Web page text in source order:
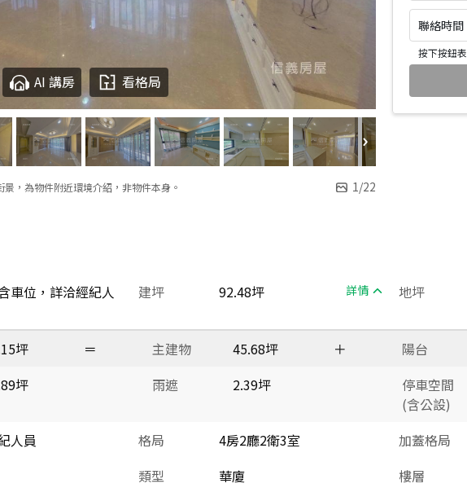
，為物件附近環境介紹，非物件本身。 1/22
AI 講房 看格局
聯絡時
按下按鈕
建坪 92.48坪 詳情
車位，詳洽經紀人
地坪
坪 ＝ 主建物 45.68坪 ＋
陽台
坪 雨遮 2.39坪
停車空間
(含公設)
人員 格局 4房2廳2衛3室
加蓋格局
類型 華廈
樓層